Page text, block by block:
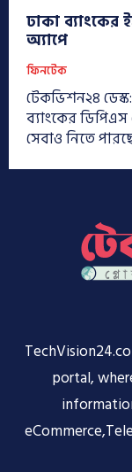
ঢাকা
অ্যাপে
ফিনটেক
টেকভিশন২৪
ব্যাংকের
সেবাও নিতে
portal,